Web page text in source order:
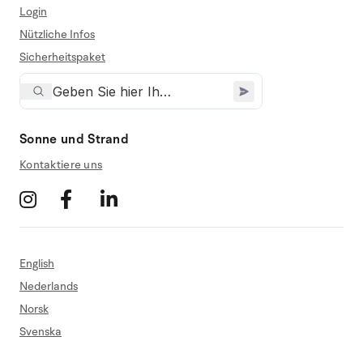
Login
Nützliche Infos
Sicherheitspaket
Sonne und Strand
Kontaktiere uns
English
Nederlands
Norsk
Svenska